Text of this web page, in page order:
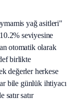
yağ asitleri"
seviyesine
otomatik olarak
birlikte
değerler herkese
bile günlük ihtiyacı
satır satır